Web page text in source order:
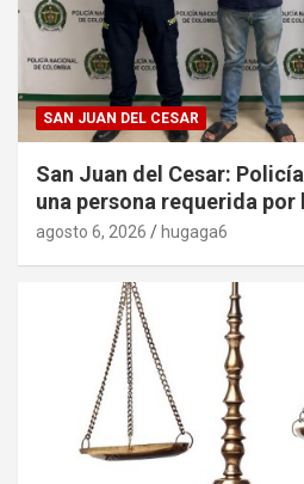
SAN JUAN DEL CESAR
San Juan del Cesar:
una persona requerida
agosto 6, 2026 hugaga6